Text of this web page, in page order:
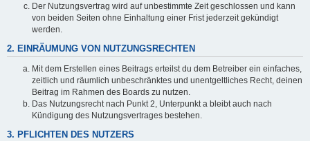
Der Nutzungsvertrag wird auf unbestimmte Zeit geschlossen und kann
von beiden Seiten ohne Einhaltung einer Frist jederzeit gekündigt
werden.
2. EINRÄUMUNG VON NUTZUNGSRECHTEN
Mit dem Erstellen eines Beitrags erteilst du dem Betreiber ein einfaches,
zeitlich und räumlich unbeschränktes und unentgeltliches Recht, deinen
Beitrag im Rahmen des Boards zu nutzen.
Das Nutzungsrecht nach Punkt 2, Unterpunkt a bleibt auch nach
Kündigung des Nutzungsvertrages bestehen.
3. PFLICHTEN DES NUTZERS